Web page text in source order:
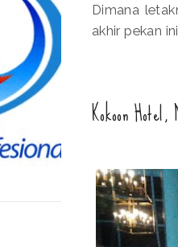
Dimana
akhir pekan
Kokoon